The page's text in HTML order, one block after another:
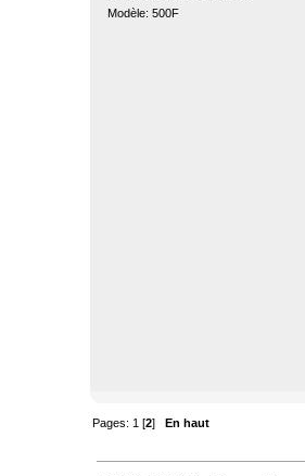
Modèle: 500F
Pages: 1 [2] En haut